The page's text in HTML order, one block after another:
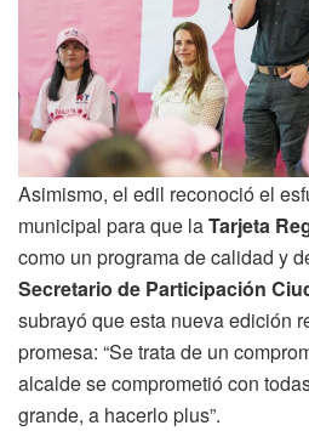
Asimismo, el edil reconoció el
municipal para que laTarjeta
como un programa de calidad y
Secretario de Participación
subrayó que esta nueva edición
promesa: “Se trata de un
alcalde se comprometió con
grande, a hacerlo plus”.